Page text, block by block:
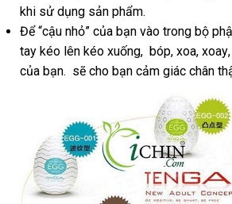
luận
khi sử dụng sản phẩm.
Để “cậu nhỏ” Lazada
của bạn vào trong bộ
tay kéo lên kéo xuốngquà
tặng
, bópsử
dụng
, xoatổng
hợp
, xoay
của bạn. đã
dụng
sẽ cho bạn cảm giác chân